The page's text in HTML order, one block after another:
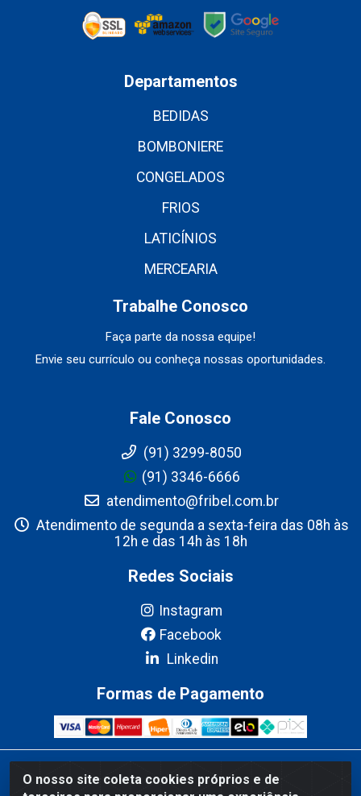
O nosso site coleta cookies próprios e de
Departamentos
BEDIDAS
BOMBONIERE
CONGELADOS
FRIOS
LATICÍNIOS
MERCEARIA
Trabalhe Conosco
Faça parte da nossa equipe!
Envie seu currículo ou conheça nossas oportunidades.
Fale Conosco
(91) 3299-8050
(91) 3346-6666
atendimento@fribel.com.br
Atendimento de segunda a sexta-feira das 08h às
12h e das 14h às 18h
Redes Sociais
Instagram
Facebook
Linkedin
Formas de Pagamento
Fribel Comercio de Alimentos LTDA - Travessa Pedro Marques de
Mesquita, 707 - Bairro Centro, Marituba/PA - CEP 67200-000 -